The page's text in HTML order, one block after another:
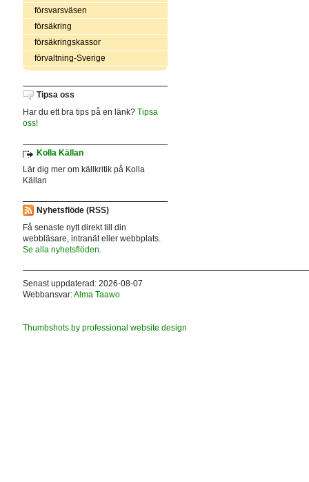
försvarsväsen
försäkring
försäkringskassor
förvaltning-Sverige
Tipsa oss
Har du ett bra tips på en länk? Tipsa
oss!
Kolla Källan
Lär dig mer om källkritik på Kolla
Källan
Nyhetsflöde (RSS)
Få senaste nytt direkt till din
webbläsare, intranät eller webbplats.
Se alla nyhetsflöden.
Senast uppdaterad: 2026-08-07
Webbansvar:Alma Taawo
Thumbshots by professional website design